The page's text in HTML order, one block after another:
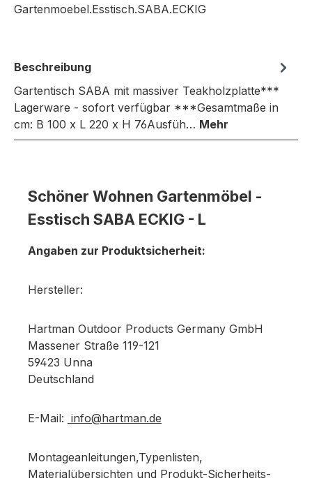
Gartenmoebel.Esstisch.SABA.ECKIG
Beschreibung
Gartentisch SABA mit massiver Teakholzplatte***
Lagerware - sofort verfügbar ***Gesamtmaße in
cm: B 100 x L 220 x H 76Ausfüh… Mehr
Schöner Wohnen Gartenmöbel -
Esstisch SABA ECKIG - L
Angaben zur Produktsicherheit:
Hersteller:
Hartman Outdoor Products Germany GmbH
Massener Straße 119-121
59423 Unna
Deutschland
E-Mail: info@hartman.de
Montageanleitungen,Typenlisten,
Materialübersichten und Produkt-Sicherheits-